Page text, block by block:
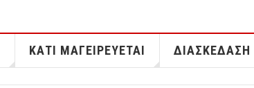
ΚΑΤΙ ΜΑΓΕΙΡΕΥΕΤΑΙ ΔΙΑΣΚΕΔΑΣΗ